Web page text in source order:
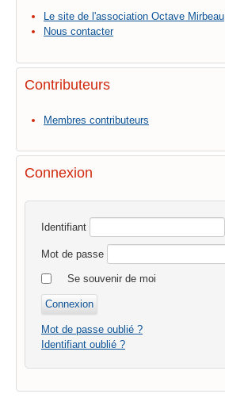
Le site de l'association Octave Mirbeau
Nous contacter
Contributeurs
Membres contributeurs
Connexion
Identifiant
Mot de passe
Se souvenir de moi
Mot de passe oublié ?
Identifiant oublié ?